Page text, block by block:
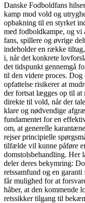
Danske Fodboldfans
kamp mod vold og
opbakning til en styrket
med fodboldkampe, og vi
fans, spillere og øvrige
indeholder en række
i, når det konkrete
det tidspunkt gennemgå
til den videre proces. Dog
opfattelse risikerer at
der fortsat lægges op til at
direkte til vold, når der
klare og nødvendige
fundamentet for en
om, at generelle
rejser principielle
tilfælde vil kunne påføre
domstolsbehandling. Her
deler deres bekymring:
retssamfund og en
får mulighed for at
håber, at den kommende
retssikker tilgang til